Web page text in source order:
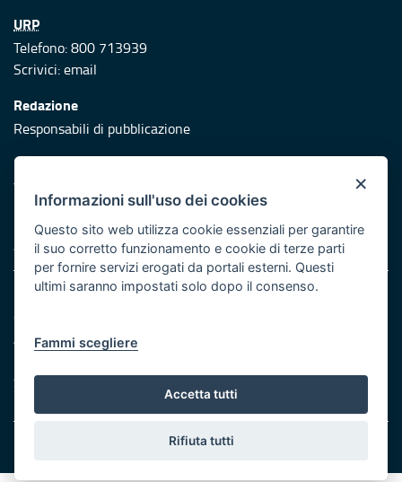
URP
Telefono: 800 713939
Scrivici:email
Redazione
Responsabili di pubblicazione
Protezione civile
Vai al sito di Protezione Civile Puglia
Iniziativa finanziata con risorse del POR Puglia 2014/2020 -
Asse XI
Note legali
Cookie e privacy
Atti di notifica
Servizi Intranet
© Regione Puglia
×
Informazioni sull'uso dei cookies
Questo sito web utilizza cookie essenziali per garantire
il suo corretto funzionamento e cookie di terze parti
per fornire servizi erogati da portali esterni. Questi
ultimi saranno impostati solo dopo il consenso.
Fammi scegliere
Accetta tutti
Rifiuta tutti